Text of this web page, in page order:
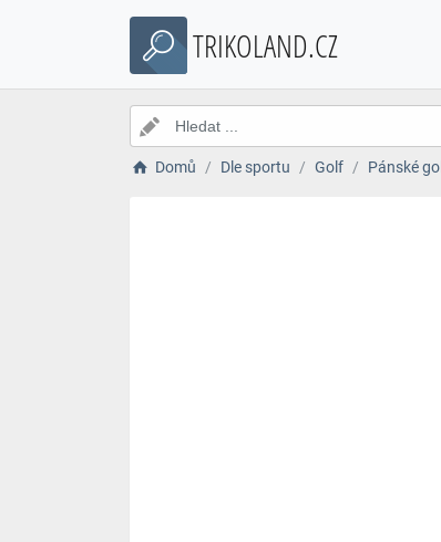
TRIKOLAND.CZ
Domů Dle sportu Golf Pánské